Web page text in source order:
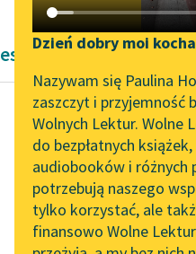
Katalog DAISY
Podkasty o książkach
Aktualności
„Prokurator Alicja Horn”
do słuchania
Byliśmy częścią AI Impact
Lab
Zapraszamy na spotkanie
Dzień dobry moi
Nazywam się Paulina
zaszczyt i przyjemność
Wolnych Lektur. Wolne
do bezpłatnych
audiobooków i różnych
potrzebują naszego
tylko korzystać, ale
finansowo Wolne
eseje Andrzeja